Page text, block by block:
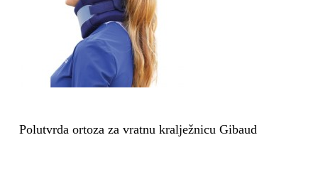
Polutvrda ortoza za vratnu kralježnicu Gibaud